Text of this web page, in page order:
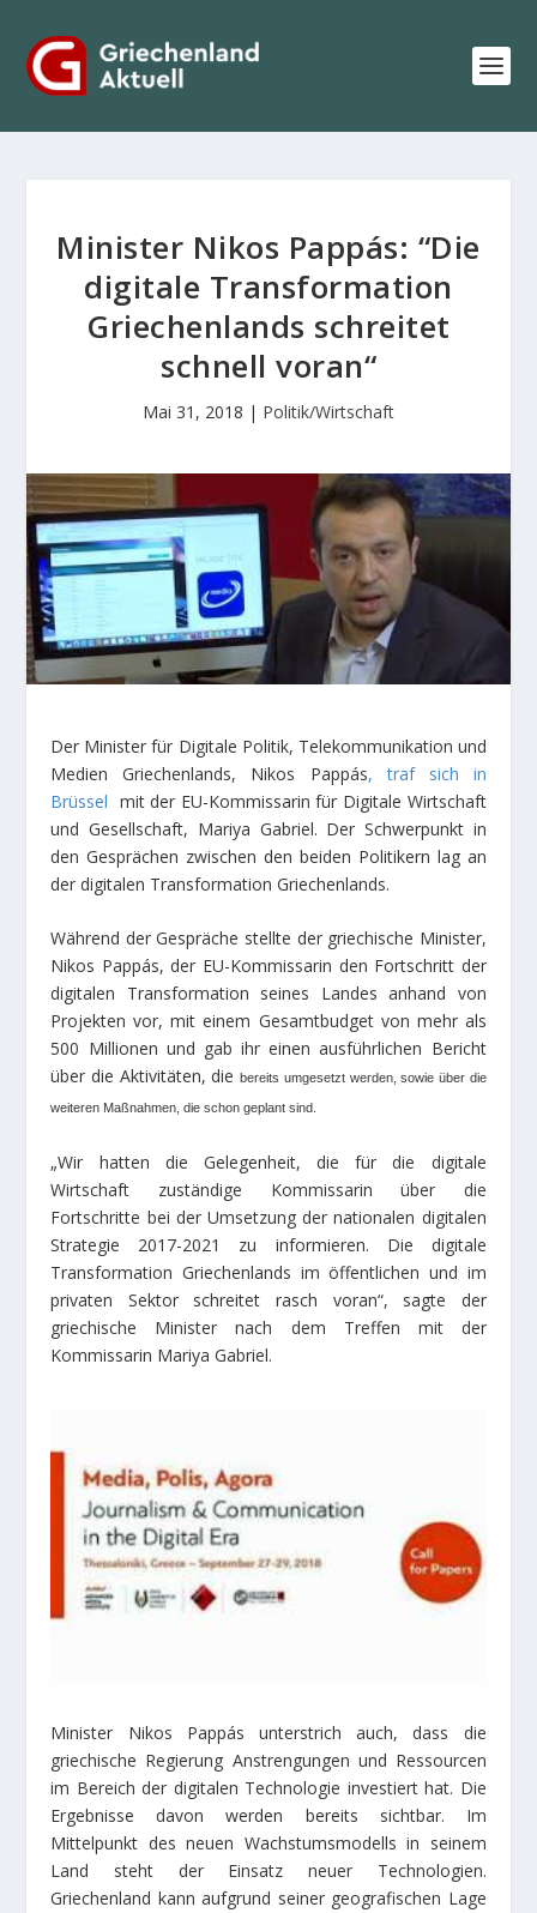
Minister Nikos Pappás: “Die
digitale Transformation
Griechenlands schreitet
schnell voran“
Mai 31, 2018 | Politik/Wirtschaft
Der Minister für Digitale Politik, Telekommunikation und
Medien Griechenlands, Nikos Pappás, traf sich in
Brüssel mit der EU-Kommissarin für Digitale Wirtschaft
und Gesellschaft, Mariya Gabriel. Der Schwerpunkt in
den Gesprächen zwischen den beiden Politikern lag an
der digitalen Transformation Griechenlands.
Während der Gespräche stellte der griechische Minister,
Nikos Pappás, der EU-Kommissarin den Fortschritt der
digitalen Transformation seines Landes anhand von
Projekten vor, mit einem Gesamtbudget von mehr als
500 Millionen und gab ihr einen ausführlichen Bericht
über die Aktivitäten, diebereits umgesetzt werden, sowie über die
weiteren Maßnahmen, die schon geplant sind.
„Wir hatten die Gelegenheit, die für die digitale
Wirtschaft zuständige Kommissarin über die
Fortschritte bei der Umsetzung der nationalen digitalen
Strategie 2017-2021 zu informieren. Die digitale
Transformation Griechenlands im öffentlichen und im
privaten Sektor schreitet rasch voran“, sagte der
griechische Minister nach dem Treffen mit der
Kommissarin Mariya Gabriel.
Minister Nikos Pappás unterstrich auch, dass die
griechische Regierung Anstrengungen und Ressourcen
im Bereich der digitalen Technologie investiert hat. Die
Ergebnisse davon werden bereits sichtbar. Im
Mittelpunkt des neuen Wachstumsmodells in seinem
Land steht der Einsatz neuer Technologien.
Griechenland kann aufgrund seiner geografischen Lage